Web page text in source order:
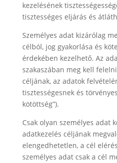
kezelésének
tisztességes eljárás és
Személyes adat kizárólag
célból, jog gyakorlása és
érdekében kezelhető. Az
szakaszában meg kell
céljának, az adatok
tisztességesnek és
kötöttség”).
Csak olyan személyes adat
adatkezelés céljának
elengedhetetlen, a cél
személyes adat csak a cél